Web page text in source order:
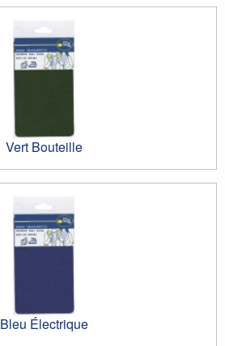
Vert Bouteille
Bleu Électrique